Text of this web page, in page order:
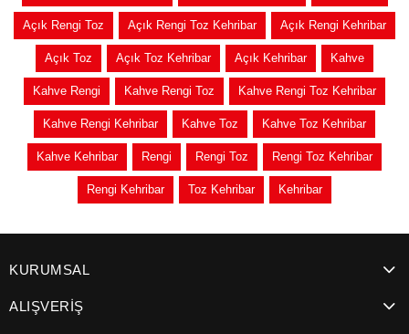
Açık Rengi Toz Açık Rengi Toz Kehribar Açık Rengi Kehribar
Açık Toz Açık Toz Kehribar Açık Kehribar Kahve
Kahve Rengi Kahve Rengi Toz Kahve Rengi Toz Kehribar
Kahve Rengi Kehribar Kahve Toz Kahve Toz Kehribar
Kahve Kehribar Rengi Rengi Toz Rengi Toz Kehribar
Rengi Kehribar Toz Kehribar Kehribar
KURUMSAL
ALIŞVERİŞ